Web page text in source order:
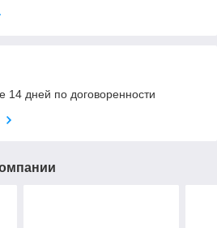
14 дней по договоренности